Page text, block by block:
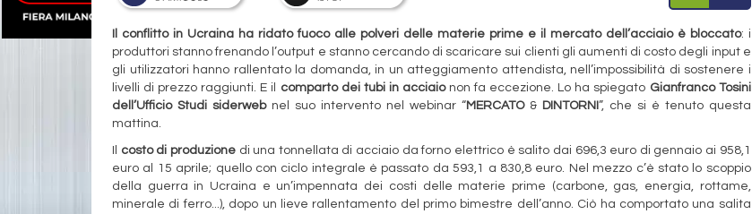
Il conflitto in Ucraina ha ridato fuoco alle polveri delle materie prime e il mercato dell’acciaio è bloccato: i
produttori stanno frenando l’output e stanno cercando di scaricare sui clienti gli aumenti di costo degli input e
gli utilizzatori hanno rallentato la domanda, in un atteggiamento attendista, nell’impossibilità di sostenere i
livelli di prezzo raggiunti. E il
comparto dei tubi in acciaionon fa eccezione. Lo ha spiegato Gianfranco Tosini
dell’Ufficio Studi siderwebnel suo intervento nel webinar “MERCATO& DINTORNI”, che si è tenuto questa
mattina.
Il costo di produzionedi una tonnellata di acciaio da forno elettrico è salito dai 696,3 euro di gennaio ai 958,1
euro al 15 aprile; quello con ciclo integrale è passato da 593,1 a 830,8 euro. Nel mezzo c’è stato lo scoppio
della guerra in Ucraina e un’impennata dei costi delle materie prime (carbone, gas, energia, rottame,
minerale di ferro...), dopo un lieve rallentamento del primo bimestre dell’anno. Ciò ha comportato una salita